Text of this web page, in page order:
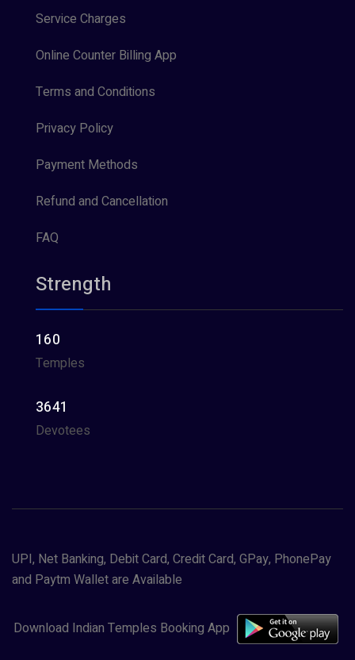
Service Charges
Online Counter Billing App
Terms and Conditions
Privacy Policy
Payment Methods
Refund and Cancellation
FAQ
Strength
160
Temples
3641
Devotees
UPI, Net Banking, Debit Card, Credit Card, GPay, PhonePay
and Paytm Wallet are Available
Download Indian Temples Booking App